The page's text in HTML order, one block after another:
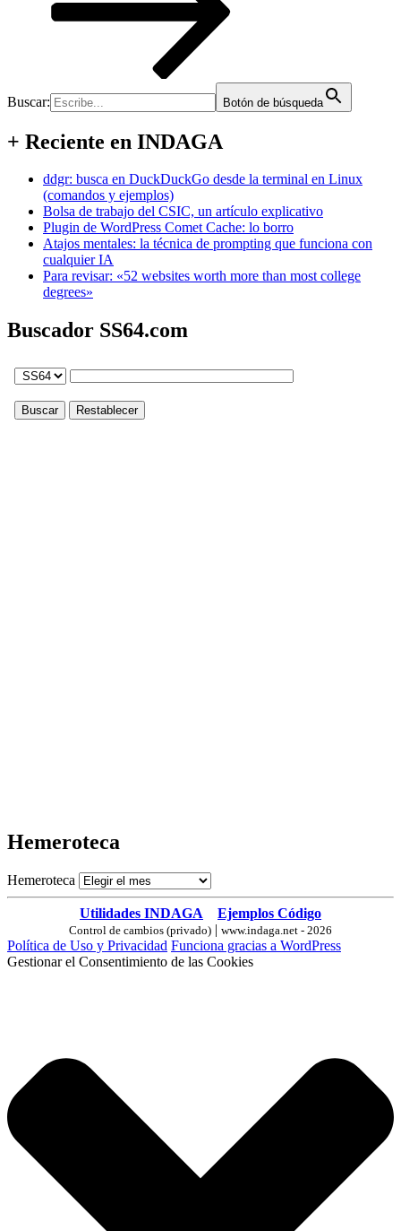
Buscar: Botón de búsqueda
+ Reciente en INDAGA
ddgr: busca en DuckDuckGo desde la terminal en Linux
(comandos y ejemplos)
Bolsa de trabajo del CSIC, un artículo explicativo
Plugin de WordPress Comet Cache: lo borro
Atajos mentales: la técnica de prompting que funciona con
cualquier IA
Para revisar: «52 websites worth more than most college
degrees»
Buscador SS64.com
Hemeroteca
Hemeroteca
Utilidades INDAGA Ejemplos Código
Control de cambios (privado) | www.indaga.net - 2026
Política de Uso y Privacidad Funciona gracias a WordPress
Gestionar el Consentimiento de las Cookies